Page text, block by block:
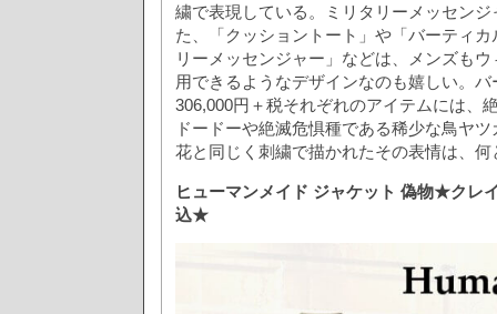
繍で表現している。ミリタリーメッセンジ
た、「クッショントート」や「バーティ
リーメッセンジャー」などは、メンズも
用できるようなデザインなのも嬉しい。
306,000円＋税それぞれのアイテムには、
ドードーや絶滅危惧種である稀少な鳥ヤ
花と同じく刺繍で描かれたその表情は、
ヒューマンメイド ジャケット 偽物★クレ
込★